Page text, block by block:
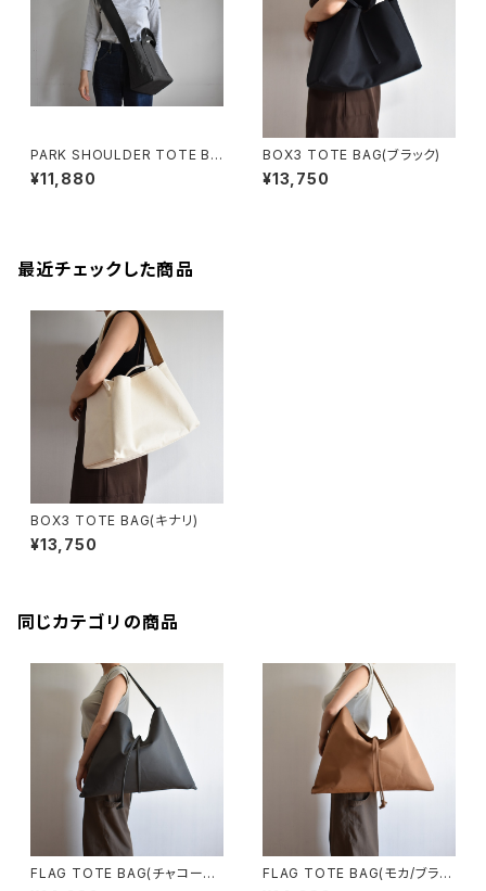
PARK SHOULDER TOTE BA
G (チャコール/グレー)
¥11,880
BOX3 TOTE BAG(ブラック)
¥13,750
最近チェックした商品
BOX3 TOTE BAG(キナリ)
¥13,750
同じカテゴリの商品
FLAG TOTE BAG(チャコール/
FLAG TOTE BAG(モカ/ブラウ